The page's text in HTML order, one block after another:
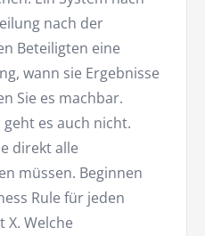
nach der
Beteiligten eine
wann sie Ergebnisse
Sie es machbar.
geht es auch nicht.
direkt alle
müssen. Beginnen
Rule für jeden
Welche